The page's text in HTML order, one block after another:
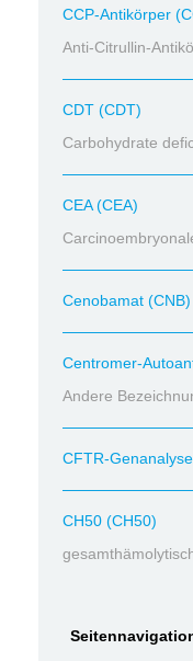
CCP-Antikörper
Anti-Citrullin-
CDT (CDT)
Carbohydrate
CEA (CEA)
Cenobamat (CNB)
Centromer-
Andere
CFTR-
CH50 (CH50)